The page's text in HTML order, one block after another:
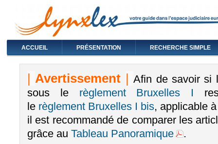
ACCUEIL PRÉSENTATION RECHERCHE SIMPLE
|Avertissement | Afin de savoir si
sous le règlement Bruxelles I
le règlement Bruxelles I bis, applicable
il est recommandé de comparer les
grâce au Tableau Panoramique .